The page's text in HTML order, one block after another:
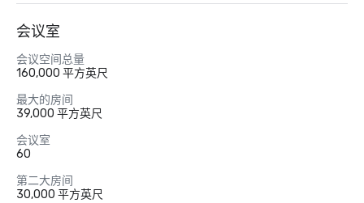
会议室
会议空间总量
160,000 平方英尺
最大的房间
39,000 平方英尺
会议室
60
第二大房间
30,000 平方英尺